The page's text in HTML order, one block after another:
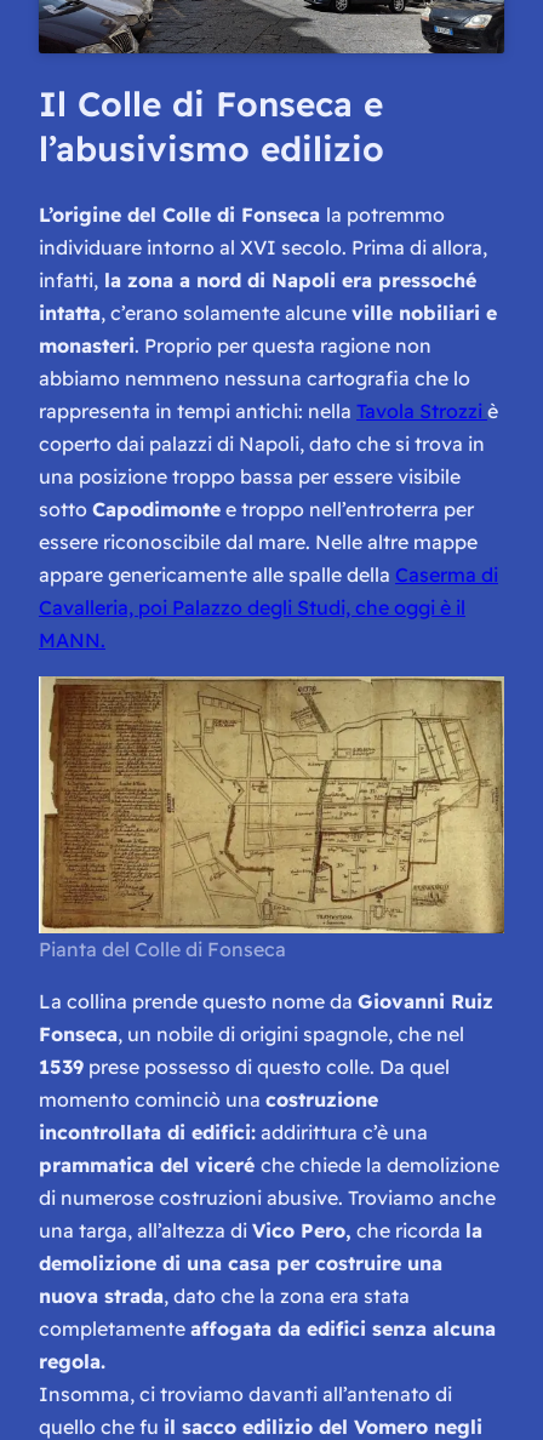
Il Colle di Fonseca e
l’abusivismo edilizio
L’origine del Colle di Fonseca la potremmo
individuare intorno al XVI secolo. Prima di allora,
infatti, la zona a nord di Napoli era pressoché
intatta, c’erano solamente alcune ville nobiliari e
monasteri. Proprio per questa ragione non
abbiamo nemmeno nessuna cartografia che lo
rappresenta in tempi antichi: nella Tavola Strozzi è
coperto dai palazzi di Napoli, dato che si trova in
una posizione troppo bassa per essere visibile
sotto Capodimonte e troppo nell’entroterra per
essere riconoscibile dal mare. Nelle altre mappe
appare genericamente alle spalle della Caserma di
Cavalleria, poi Palazzo degli Studi, che oggi è il
MANN.
Pianta del Colle di Fonseca
La collina prende questo nome da Giovanni Ruiz
Fonseca, un nobile di origini spagnole, che nel
1539 prese possesso di questo colle. Da quel
momento cominciò una costruzione
incontrollata di edifici: addirittura c’è una
prammatica del viceré che chiede la demolizione
di numerose costruzioni abusive. Troviamo anche
una targa, all’altezza di Vico Pero, che ricorda la
demolizione di una casa per costruire una
nuova strada, dato che la zona era stata
completamente affogata da edifici senza alcuna
regola.
Insomma, ci troviamo davanti all’antenato di
quello che fu il sacco edilizio del Vomero negli